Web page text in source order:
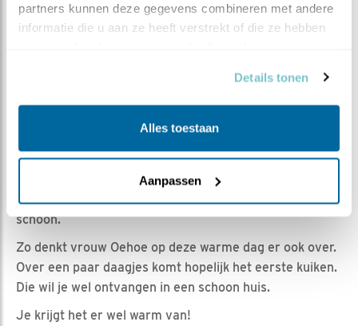
partners kunnen deze gegevens combineren met andere
informatie die u aan ze heeft verstrekt of die ze hebben
Details tonen
Alles toestaan
Aanpassen
Schoonmaak!
Romke Visser | Geplaatst op 30 maart 2021, 17:50 |
Voorjaar!, we kennen het, lentekriebels!. Het huis moet
schoon.
Zo denkt vrouw Oehoe op deze warme dag er ook over.
Over een paar daagjes komt hopelijk het eerste kuiken.
Die wil je wel ontvangen in een schoon huis.
Je krijgt het er wel warm van!